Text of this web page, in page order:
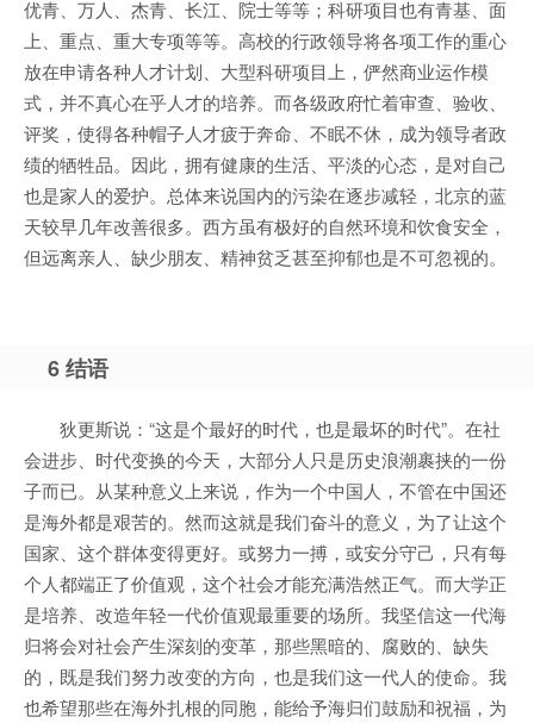
优青、万人、杰青、长江、院士等等；科研项目也有青基、面
上、重点、重大专项等等。高校的行政领导将各项工作的重心
放在申请各种人才计划、大型科研项目上，俨然商业运作模
式，并不真心在乎人才的培养。而各级政府忙着审查、验收、
评奖，使得各种帽子人才疲于奔命、不眠不休，成为领导者政
绩的牺牲品。因此，拥有健康的生活、平淡的心态，是对自己
也是家人的爱护。总体来说国内的污染在逐步减轻，北京的蓝
天较早几年改善很多。西方虽有极好的自然环境和饮食安全，
但远离亲人、缺少朋友、精神贫乏甚至抑郁也是不可忽视的。
6 结语
狄更斯说：“这是个最好的时代，也是最坏的时代”。在社
会进步、时代变换的今天，大部分人只是历史浪潮裹挟的一份
子而已。从某种意义上来说，作为一个中国人，不管在中国还
是海外都是艰苦的。然而这就是我们奋斗的意义，为了让这个
国家、这个群体变得更好。或努力一搏，或安分守己，只有每
个人都端正了价值观，这个社会才能充满浩然正气。而大学正
是培养、改造年轻一代价值观最重要的场所。我坚信这一代海
归将会对社会产生深刻的变革，那些黑暗的、腐败的、缺失
的，既是我们努力改变的方向，也是我们这一代人的使命。我
也希望那些在海外扎根的同胞，能给予海归们鼓励和祝福，为